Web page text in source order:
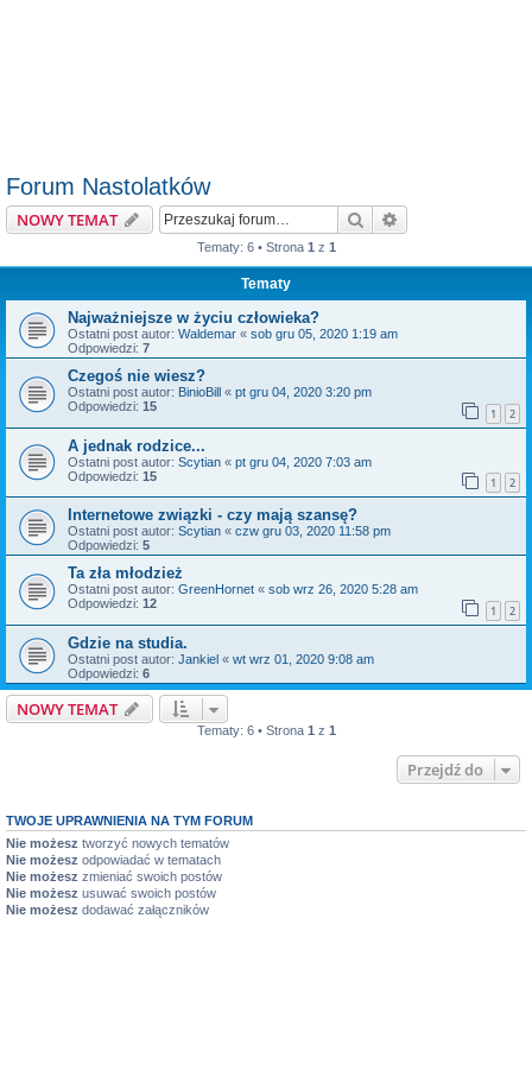
Forum Nastolatków
NOWY TEMAT Szukaj
Tematy: 6 • Strona 1 z 1
Tematy
Najważniejsze w życiu człowieka?
Ostatni post autor: Waldemar « sob gru 05, 2020 1:19 am
Odpowiedzi: 7
Czegoś nie wiesz?
Ostatni post autor: BinioBill « pt gru 04, 2020 3:20 pm
Odpowiedzi: 15 1 2
A jednak rodzice...
Ostatni post autor: Scytian « pt gru 04, 2020 7:03 am
Odpowiedzi: 15 1 2
Internetowe związki - czy mają szansę?
Ostatni post autor: Scytian « czw gru 03, 2020 11:58 pm
Odpowiedzi: 5
Ta zła młodzież
Ostatni post autor: GreenHornet « sob wrz 26, 2020 5:28 am
Odpowiedzi: 12 1 2
Gdzie na studia.
Ostatni post autor: Jankiel « wt wrz 01, 2020 9:08 am
Odpowiedzi: 6
NOWY TEMAT
Tematy: 6 • Strona 1 z 1
Przejdź do
TWOJE UPRAWNIENIA NA TYM FORUM
Nie możesz tworzyć nowych tematów
Nie możesz odpowiadać w tematach
Nie możesz zmieniać swoich postów
Nie możesz usuwać swoich postów
Nie możesz dodawać załączników